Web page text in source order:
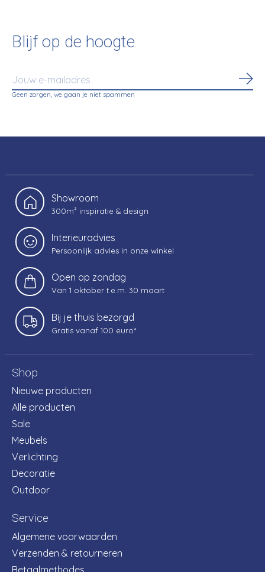
Blijf op de hoogte
Geen zorgen, we gaan je niet spammen
Showroom
300m² inspiratie & design
Interieuradvies
Persoonlijk advies in onze winkel
Open op zondag
Van 1 oktober t.e.m. 30 maart
Bij je thuis bezorgd
Gratis vanaf 100 euro*
Shop
Nieuwe producten
Alle producten
Sale
Meubels
Verlichting
Decoratie
Outdoor
Service
Algemene voorwaarden
Verzenden & retourneren
Betaalmethodes